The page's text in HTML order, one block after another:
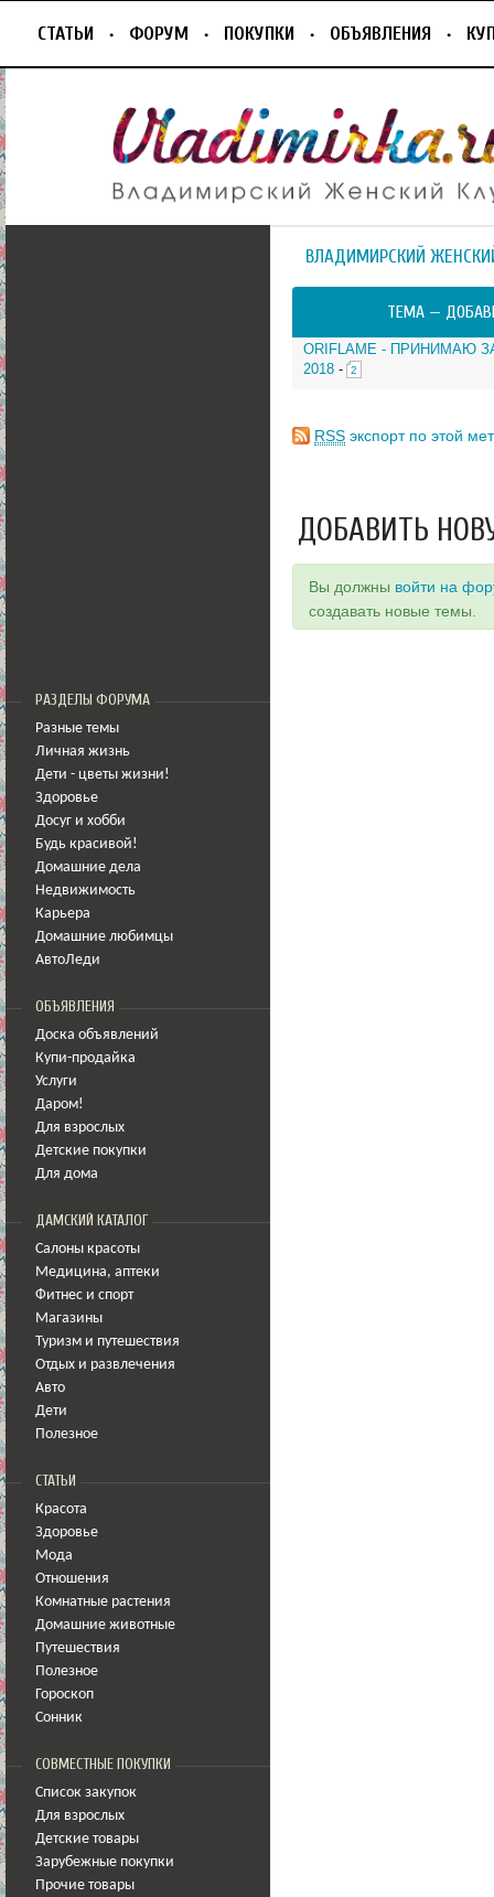
СТАТЬИ ФОРУМ ПОКУПКИ ОБЪЯВЛЕНИЯ
РАЗДЕЛЫ ФОРУМА
Разные темы
Личная жизнь
Дети - цветы жизни!
Здоровье
Досуг и хобби
Будь красивой!
Домашние дела
Недвижимость
Карьера
Домашние любимцы
АвтоЛеди
ОБЪЯВЛЕНИЯ
Доска объявлений
Купи-продайка
Услуги
Даром!
Для взрослых
Детские покупки
Для дома
ДАМСКИЙ КАТАЛОГ
Салоны красоты
Медицина, аптеки
Фитнес и спорт
Магазины
Туризм и путешествия
Отдых и развлечения
Авто
Дети
Полезное
СТАТЬИ
Красота
Здоровье
Мода
Отношения
Комнатные растения
Домашние животные
Путешествия
Полезное
Гороскоп
Сонник
СОВМЕСТНЫЕ ПОКУПКИ
Список закупок
Для взрослых
Детские товары
Зарубежные покупки
Прочие товары
ВЛАДИМИРСКИЙ
ТЕМА —
ORIFLAME - ПРИНИМАЮ
2018 - 2
RSS экспорт по этой
ДОБАВИТЬ
Вы должны войти на
создавать новые темы.